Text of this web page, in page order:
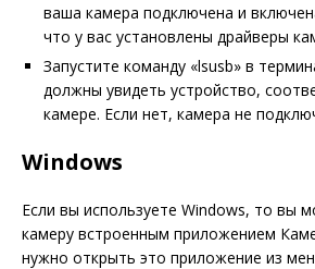
ваша камера подключена и
что у вас установлены драйверы
Запустите команду «lsusb» в
должны увидеть устройство,
камере. Если нет, камера не
Windows
Если вы используете Windows, то вы
камеру встроенным приложением
нужно открыть это приложение из